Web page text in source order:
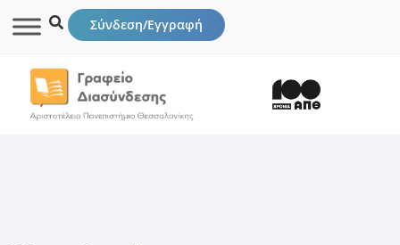
Σύνδεση/Εγγραφή